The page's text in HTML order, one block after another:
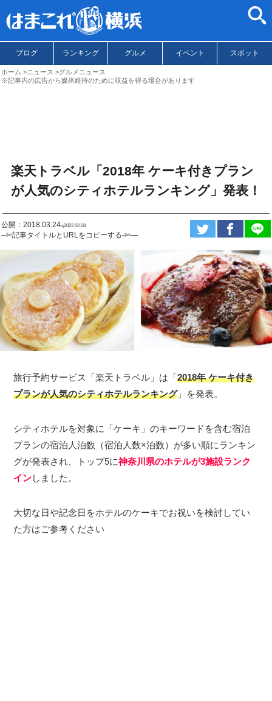
ブログ ランキング グルメ イベント スポット
ホーム ニュース
グルメニュース
※記事内の広告から媒体維持のために収益を得る場合があります
楽天トラベル「2018年 ケーキ付きプラン
が人気のシティホテルランキング」発表！
公開：2018.03.24ಇ2022.02.08
--✄記事タイトルとURLをコピーする-✄—
旅行予約サービス「楽天トラベル」は「2018年 ケーキ付き
プランが人気のシティホテルランキング」を発表。
シティホテルを対象に「ケーキ」のキーワードを含む宿泊
プランの宿泊人泊数（宿泊人数×泊数）が多い順にランキン
グが発表され、トップ5に神奈川県のホテルが3施設ランク
インしました。
大切な日や記念日をホテルのケーキでお祝いを検討してい
た方はご参考ください